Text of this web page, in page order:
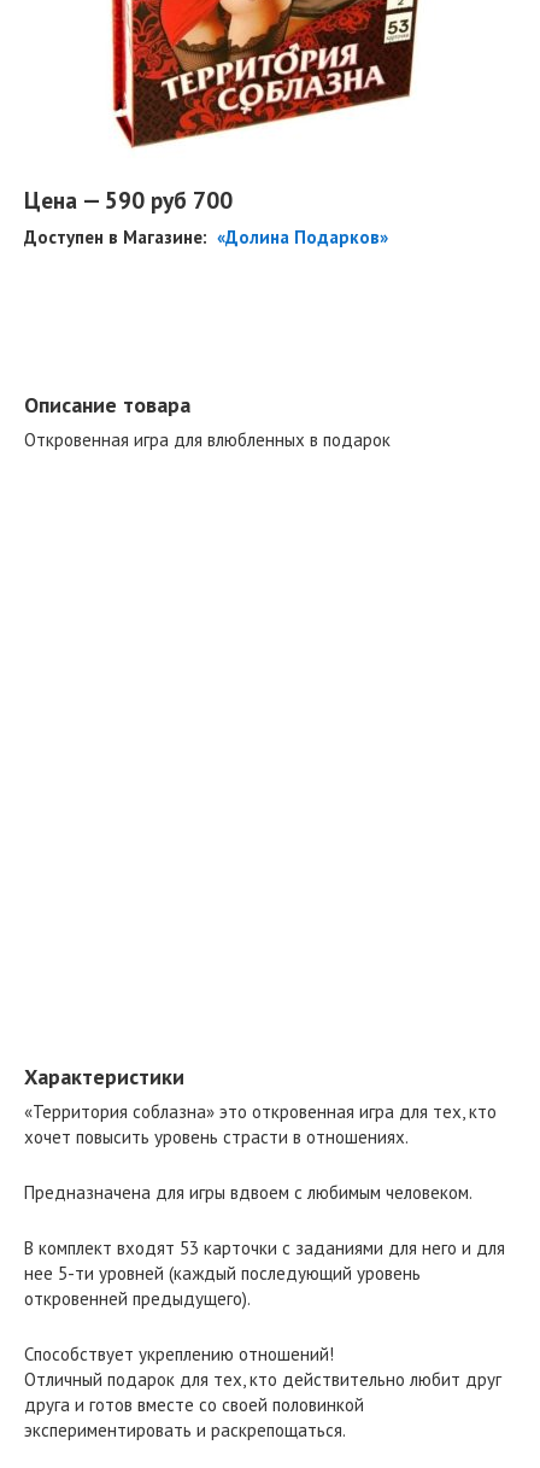
Цена — 590 руб 700
Доступен в Магазине: «Долина Подарков»
Описание товара
Откровенная игра для влюбленных в подарок
Характеристики
«Территория соблазна» это откровенная игра для тех, кто
хочет повысить уровень страсти в отношениях.
Предназначена для игры вдвоем с любимым человеком.
В комплект входят 53 карточки с заданиями для него и для
нее 5-ти уровней (каждый последующий уровень
откровенней предыдущего).
Способствует укреплению отношений!
Отличный подарок для тех, кто действительно любит друг
друга и готов вместе со своей половинкой
экспериментировать и раскрепощаться.